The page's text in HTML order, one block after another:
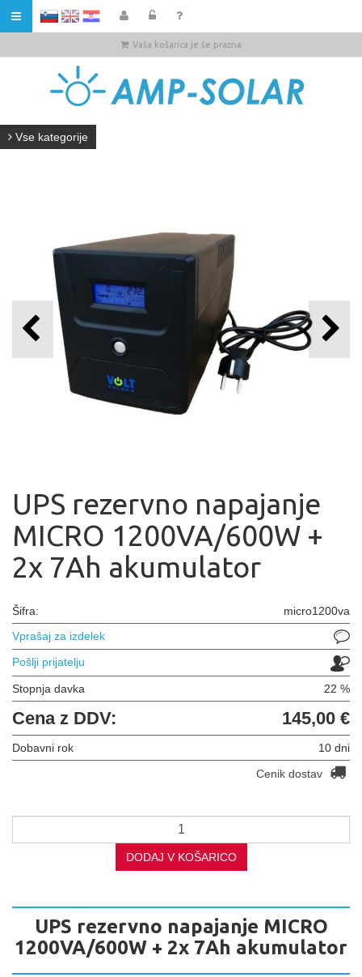
HR
Vaša košarica je še prazna
Vse kategorije
UPS rezervno napajanje
MICRO 1200VA/600W +
2x 7Ah akumulator
Šifra:
micro1200va
Vprašaj za izdelek
Pošlji prijatelju
Stopnja davka 22 %
Cena z DDV: 145,00 €
Dobavni rok
10 dni
Cenik dostav
DODAJ V KOŠARICO
UPS rezervno napajanje MICRO
1200VA/600W + 2x 7Ah akumulator